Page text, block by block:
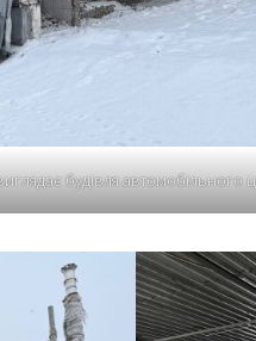
будівля автомобільного